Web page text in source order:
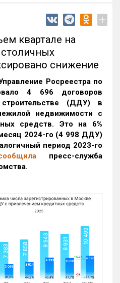
+
квартале на
снижение
Росреестра по
4 696 договоров
(ДДУ) в
недвижимости с
средств. Это на 6%
2024-го (4 998 ДДУ)
период 2023-го
пресс-служба